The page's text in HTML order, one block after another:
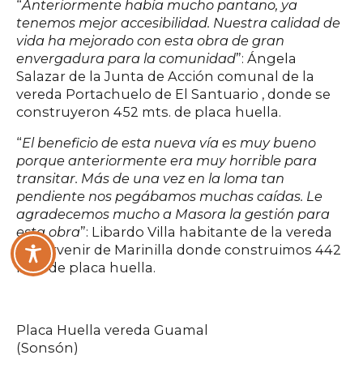
“Anteriormente había mucho pantano, ya
tenemos mejor accesibilidad. Nuestra calidad de
vida ha mejorado con esta obra de gran
envergadura para la comunidad”: Ángela
Salazar de la Junta de Acción comunal de la
vereda Portachuelo de El Santuario , donde se
construyeron 452 mts. de placa huella.
“El beneficio de esta nueva vía es muy bueno
porque anteriormente era muy horrible para
transitar. Más de una vez en la loma tan
pendiente nos pegábamos muchas caídas. Le
agradecemos mucho a Masora la gestión para
esta obra”: Libardo Villa habitante de la vereda
El Porvenir de Marinilla donde construimos 442
mts. de placa huella.
Placa Huella vereda Guamal
(Sonsón)